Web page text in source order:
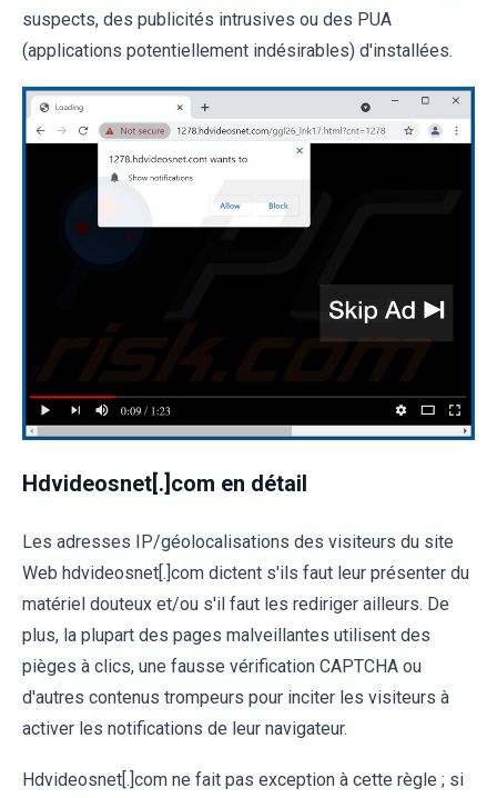
suspects, des publicités intrusives ou des PUA
(applications potentiellement indésirables) d'installées.
Hdvideosnet[.]com en détail
Les adresses IP/géolocalisations des visiteurs du site
Web hdvideosnet[.]com dictent s'ils faut leur présenter du
matériel douteux et/ou s'il faut les rediriger ailleurs. De
plus, la plupart des pages malveillantes utilisent des
pièges à clics, une fausse vérification CAPTCHA ou
d'autres contenus trompeurs pour inciter les visiteurs à
activer les notifications de leur navigateur.
Hdvideosnet[.]com ne fait pas exception à cette règle ; si